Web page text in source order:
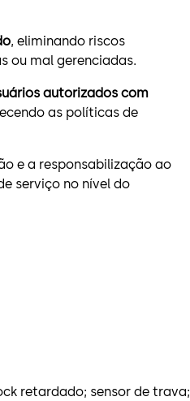
, eliminando riscos
ou mal gerenciadas.
autorizados com
as políticas de
e a responsabilização ao
serviço no nível do
retardado; sensor de trava;